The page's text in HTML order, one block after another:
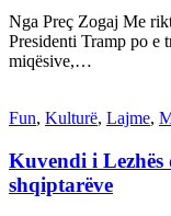
Nga Preç Zogaj Me
Presidenti Tramp po e
miqësive,…
Fun, Kulturë, Lajme,
Kuvendi i
shqiptarëve